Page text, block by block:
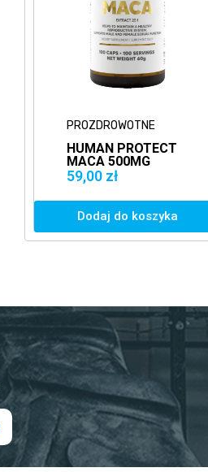
PROZDROWOTNE
HUMAN PROTECT
MACA 500MG
EXTRACT 20:1
100VCAPS.
WITALNOŚĆ
59,00 zł
Dodaj do koszyka